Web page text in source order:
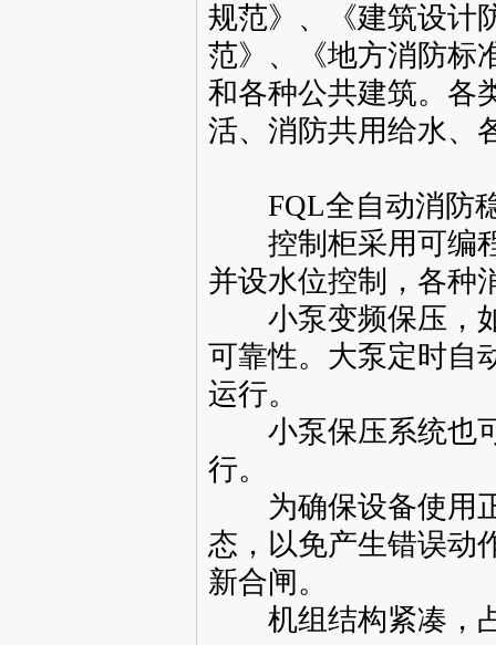
规范》、《建筑设计
范》、《地方消防标
和各种公共建筑。各
活、消防共用给水、
FQL全自动消防稳
控制柜采用可编程
并设水位控制，各种
小泵变频保压，如
可靠性。大泵定时自
运行。
小泵保压系统也可
行。
为确保设备使用正
态，以免产生错误动
新合闸。
机组结构紧凑，占